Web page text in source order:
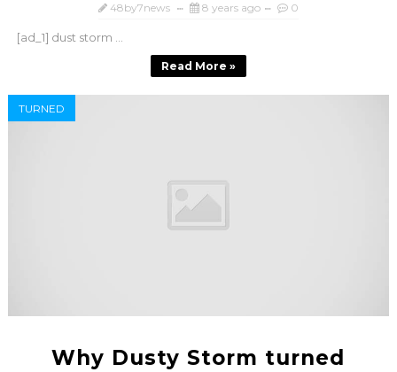
48by7news 8 years ago 0
[ad_1] dust storm ...
Read More »
TURNED
Why Dusty Storm turned